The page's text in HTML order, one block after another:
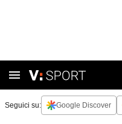
Seguici su: Google Discover